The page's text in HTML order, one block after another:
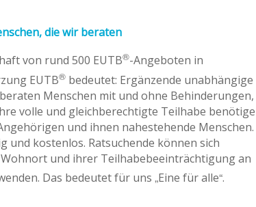
die wir beraten
von rund 500 EUTB®-Angeboten in
EUTB® bedeutet: Ergänzende unabhängige
Menschen mit und ohne Behinderungen,
volle und gleichberechtigte Teilhabe
und ihnen nahestehende Menschen.
und kostenlos. Ratsuchende können sich
und ihrer Teilhabebeeinträchtigung an
Das bedeutet für uns „Eine für alle“.